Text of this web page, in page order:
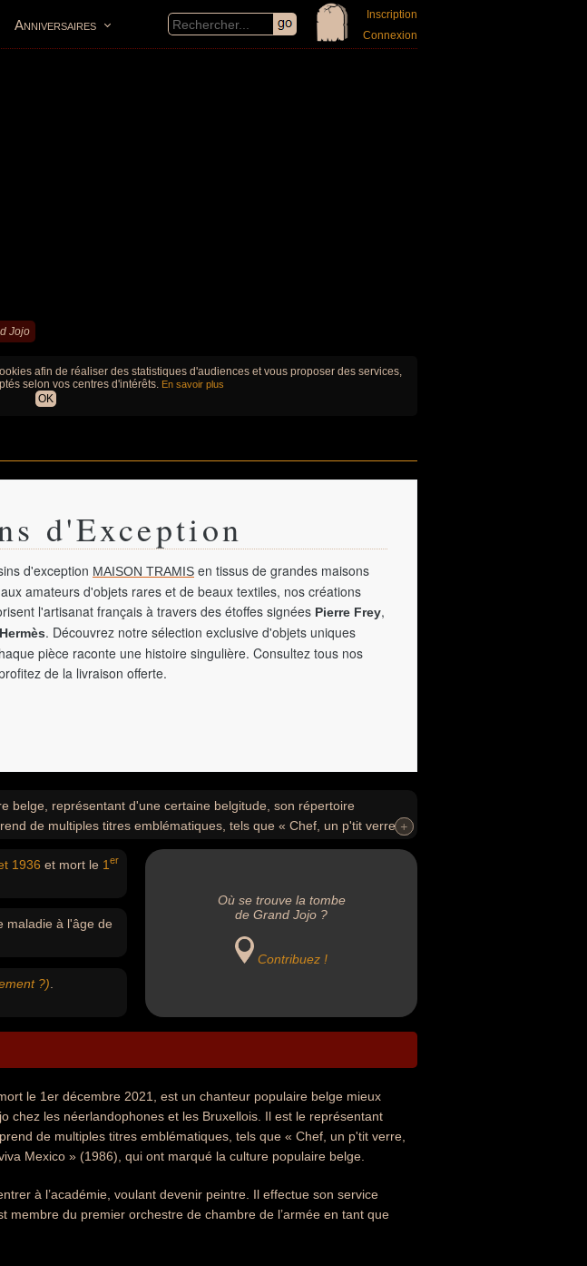
Anniversaires
Inscription
Connexion
Jojo
afin de réaliser des statistiques d'audiences et vous proposer des services,
selon vos centres d'intérêts. En savoir plus
OK
d'Exception
d'exception MAISON TRAMIS en tissus de grandes maisons
amateurs d'objets rares et de beaux textiles, nos créations
l'artisanat français à travers des étoffes signées Pierre Frey,
Hermès. Découvrez notre sélection exclusive d'objets uniques
pièce raconte une histoire singulière. Consultez tous nos
de la livraison offerte.
belge, représentant d'une certaine belgitude, son répertoire
de multiples titres emblématiques, tels que « Chef, un p'tit verre,+
+
1936 et mort le 1 er
maladie à l'âge de
?)
Où se trouve la tombe
de Grand Jojo ?
Contribuez !
le 1er décembre 2021, est un chanteur populaire belge mieux
chez les néerlandophones et les Bruxellois. Il est le représentant
de multiples titres emblématiques, tels que « Chef, un p'tit verre,
Mexico » (1986), qui ont marqué la culture populaire belge.
à l’académie, voulant devenir peintre. Il effectue son service
membre du premier orchestre de chambre de l’armée en tant que